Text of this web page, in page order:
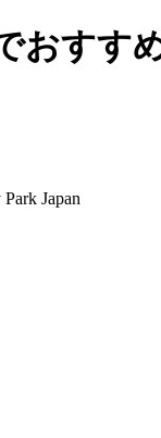
おす
Japan